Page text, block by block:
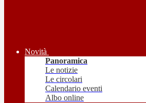
Novità
Panoramica
Le notizie
Le circolari
Calendario eventi
Albo online